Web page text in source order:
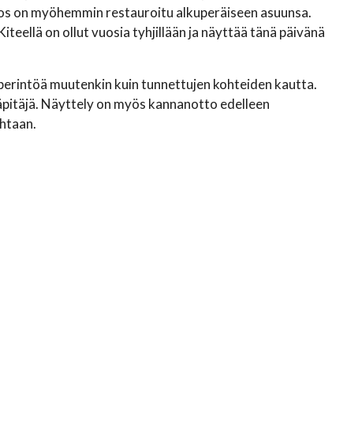
myöhemmin restauroitu alkuperäiseen asuunsa.
on ollut vuosia tyhjillään ja näyttää tänä päivänä
muutenkin kuin tunnettujen kohteiden kautta.
Näyttely on myös kannanotto edelleen